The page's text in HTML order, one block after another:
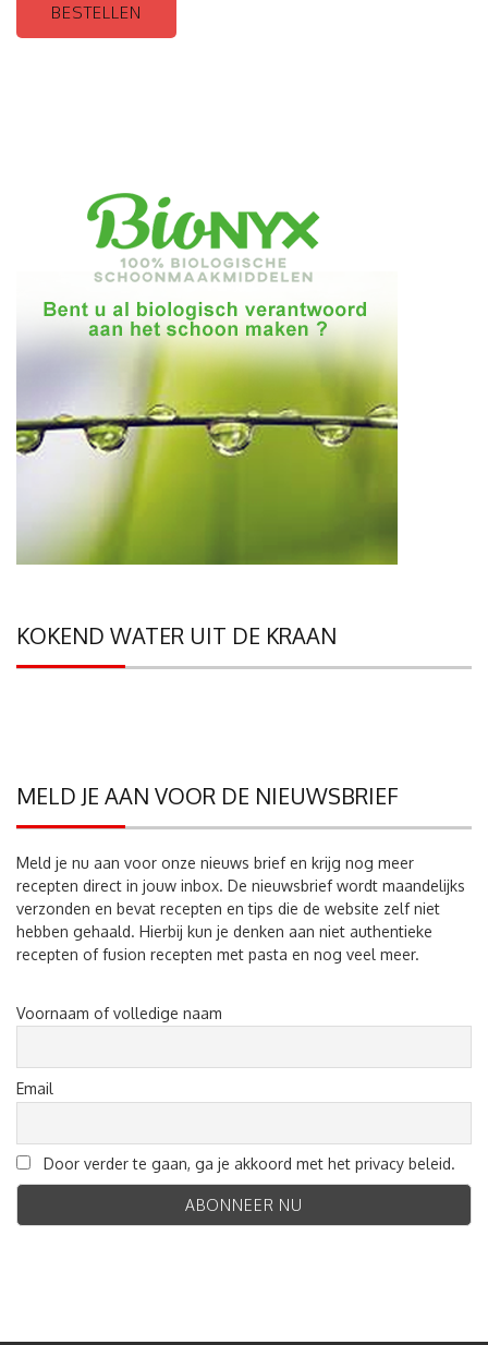
BESTELLEN
KOKEND WATER UIT DE KRAAN
MELD JE AAN VOOR DE NIEUWSBRIEF
Meld je nu aan voor onze nieuws brief en krijg nog meer
recepten direct in jouw inbox. De nieuwsbrief wordt maandelijks
verzonden en bevat recepten en tips die de website zelf niet
hebben gehaald. Hierbij kun je denken aan niet authentieke
recepten of fusion recepten met pasta en nog veel meer.
Voornaam of volledige naam
Email
Door verder te gaan, ga je akkoord met het privacy beleid.